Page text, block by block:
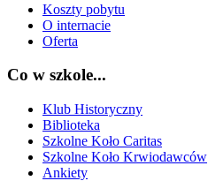
Koszty pobytu
O internacie
Oferta
Co w szkole...
Klub Historyczny
Biblioteka
Szkolne Koło Caritas
Szkolne Koło Krwiodawców
Ankiety